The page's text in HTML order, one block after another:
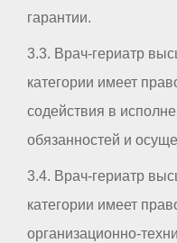
гарантии.
3.3. Врач-гериатр
категории имеет
содействия в
обязанностей и
3.4. Врач-гериатр
категории имеет
организационно-